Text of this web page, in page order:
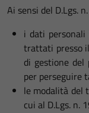
Ai sensi del D.Lgs.
i dati
trattati presso
di gestione del
per perseguire
le modalità del
cui al D.Lgs. n.